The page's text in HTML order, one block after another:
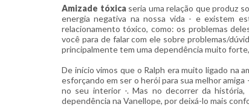
Amizade tóxicaseria uma relação que produz
energia negativa na nossa vida - e existem
relacionamento tóxico, como: os problemas
você para de falar com ele sobre problemas/
principalmente tem uma dependência muito
De início vimos que o Ralph era muito ligado na
esforçando em ser o herói para sua melhor
no seu interior -. Mas no decorrer da história,
dependência na Vanellope, por deixá-lo mais